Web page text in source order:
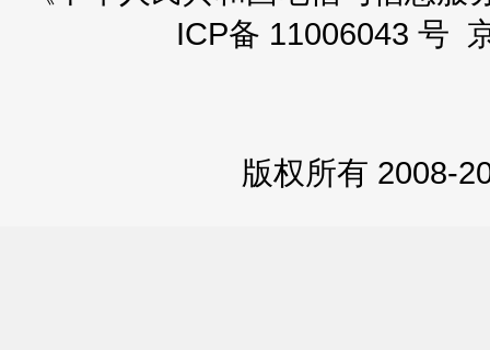
ICP备 11006043 号
版权所有 2008-